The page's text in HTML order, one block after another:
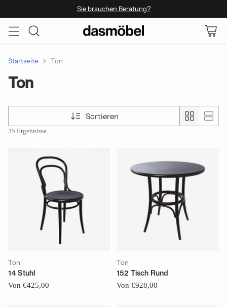
Sie brauchen Beratung?
Startseite Ton
Ton
Sortieren
35 Ergebnisse
Ton
14 Stuhl
Von €425,00
Ton
152 Tisch Rund
Von €928,00